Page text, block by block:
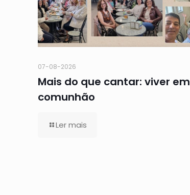
07-08-2026
Mais do que cantar: viver em
comunhão
Ler mais